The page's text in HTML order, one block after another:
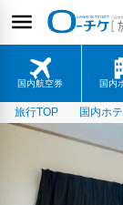
国内航空券 国内
旅行TOP 国内ホ